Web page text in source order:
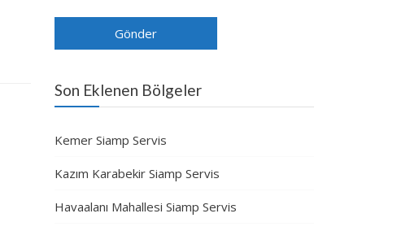
Son Eklenen Bölgeler
Kemer Siamp Servis
Kazım Karabekir Siamp Servis
Havaalanı Mahallesi Siamp Servis